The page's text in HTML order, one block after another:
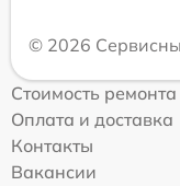
© 2026
Стоимость ремонта
Оплата и доставка
Контакты
Вакансии